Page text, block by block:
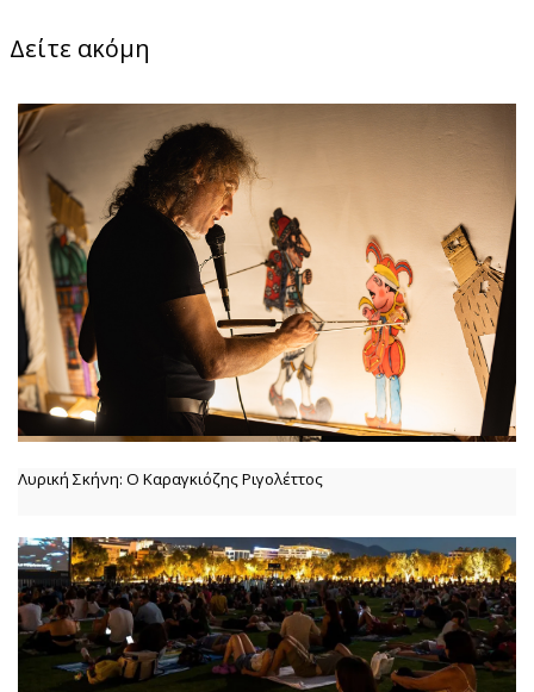
Δείτε ακόμη
Λυρική Σκήνη: Ο Καραγκιόζης Ριγολέττος